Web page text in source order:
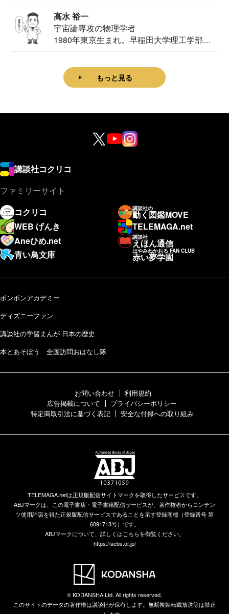
高水 裕一
宇宙論専攻の物理学者
1980年東京生まれ。早稲田大学理工学部物
もっと見る
講談社コクリコ
ファミリーサイト
コクリコ
講談社の
動く図鑑MOVE
WEB げんき
TELEMAGA.net
Aneひめ.net
講談社
えほん通信
青い鳥文庫
はやみねかおる FAN CLUB
赤い夢学園
ボンボンアカデミー
ディズニーファン
講談社の学習まんが 日本の歴史
本とあそぼう 全国訪問おはなし隊
お問い合わせ
利用規約
広告掲載について
プライバシーポリシー
特定商取引法に基づく表記
安全な付録への取り組み
TELEMAGA.netは正規版配信サイトマークを取得したサービスです。
ABJマークは、この電子書店・電子書籍配信サービスが、著作権者からコンテン
ツ使用許諾を得た正規版配信サービスであることを示す登録商標（登録番号 第
6091713号）です。
ABJマークについて、詳しくはこちらを御覧ください。
https://aebs.or.jp/
© KODANSHA Ltd. All rights reserved.
このサイトのデータの著作権は講談社が保有します。無断複製転載放送等は禁止